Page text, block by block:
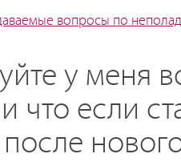
вопросы по
у меня
что если
после